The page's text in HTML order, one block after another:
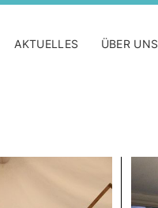
AKTUELLES ÜBER UNS